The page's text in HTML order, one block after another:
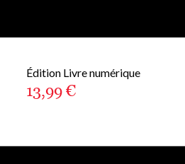
Édition Livre numérique
13,99 €